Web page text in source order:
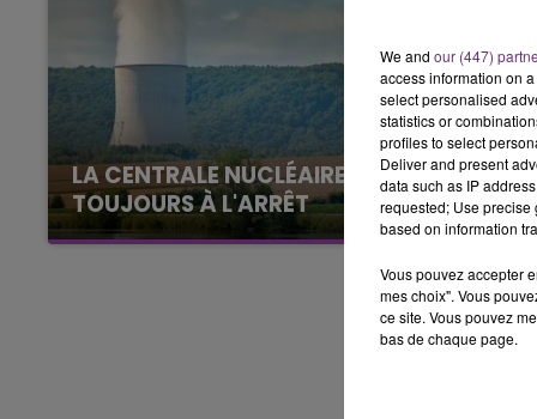
LA CENTRALE NUCLÉAIRE DE CHOOZ
TOUJOURS À L'ARRÊT
Cela fait déjà une semaine que la centrale
nucléaire ardennaise est à l'arrêt. Une situation
justifiée par la sécheresse intense qui est
We and our (447)
access information on
select personalised
statistics or
profiles to select
Deliver and present
data such as IP
requested; Use precise
based on information
Vous pouvez accepter
mes choix". Vous
ce site. Vous pouvez
bas de chaque page.